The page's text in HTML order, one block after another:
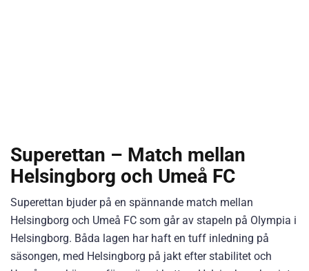
Superettan – Match mellan
Helsingborg och Umeå FC
Superettan bjuder på en spännande match mellan
Helsingborg och Umeå FC som går av stapeln på Olympia i
Helsingborg. Båda lagen har haft en tuff inledning på
säsongen, med Helsingborg på jakt efter stabilitet och